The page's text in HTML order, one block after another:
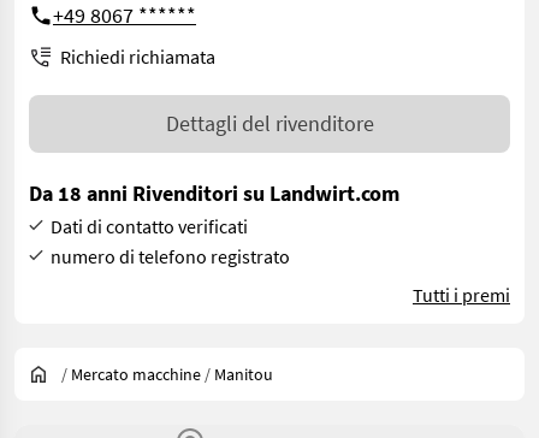
+49 8067 ******
Richiedi richiamata
Dettagli del rivenditore
Da 18 anni Rivenditori su Landwirt.com
Dati di contatto verificati
numero di telefono registrato
Tutti i premi
/ Mercato macchine / Manitou